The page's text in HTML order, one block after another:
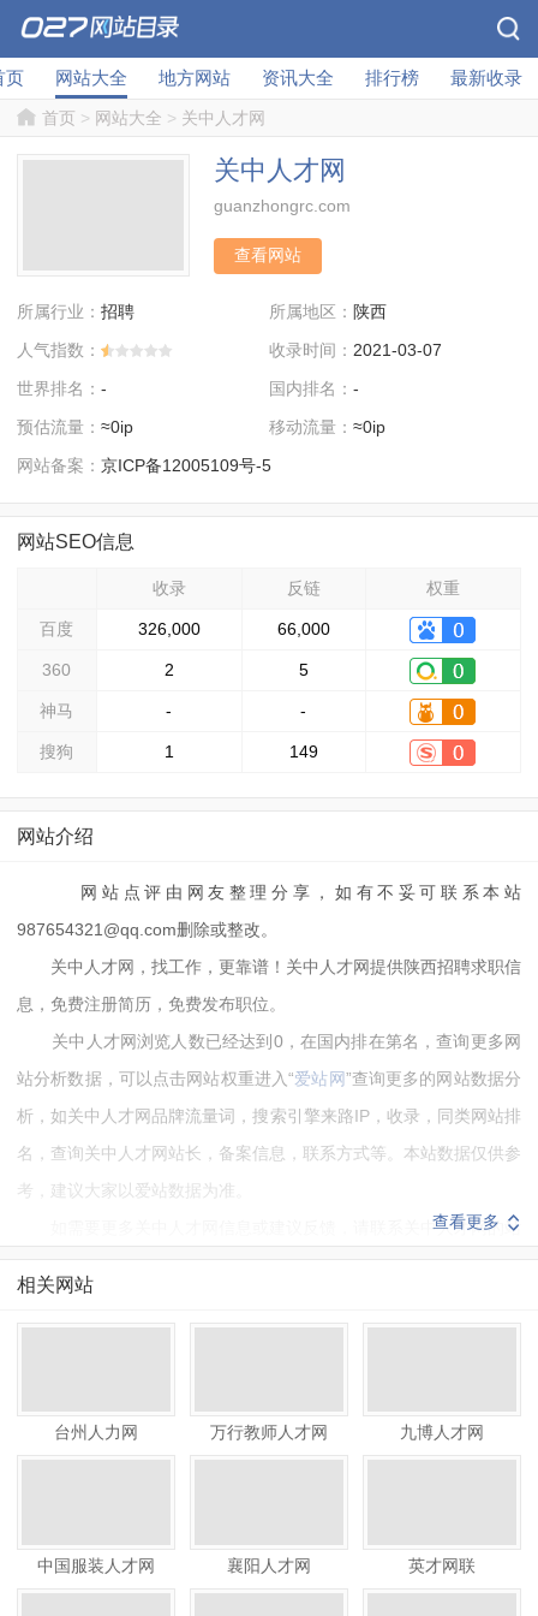
页 网站大全 地方网站 资讯大全 排行榜 最新收录
首页 > 网站大全 > 关中人才网
关中人才网
guanzhongrc.com
查看网站
所属行业： 招聘 所属地区： 陕西
人气指数：
收录时间： 2021-03-07
世界排名： - 国内排名： -
预估流量： ≈0ip 移动流量： ≈0ip
网站备案： 京ICP备12005109号-5
网站SEO信息
收录 反链 权重
百度 326,000 66,000
360 2 5
神马 - -
搜狗 1 149
网站介绍
网站点评由网友整理分享，如有不妥可联系本站
987654321@qq.com删除或整改。
关中人才网，找工作，更靠谱！关中人才网提供陕西招聘求职信
息，免费注册简历，免费发布职位。
关中人才网浏览人数已经达到0，在国内排在第名，查询更多网
站分析数据，可以点击网站权重进入“爱站网”查询更多的网站数据分
析，如关中人才网品牌流量词，搜索引擎来路IP，收录，同类网站排
名，查询关中人才网站长，备案信息，联系方式等。本站数据仅供参
考，建议大家以爱站数据为准。
如需要更多关中人才网信息或建议反馈，请联系关中人才网的站
查看更多
相关网站
台州人力网 万行教师人才网 九博人才网
中国服装人才网 襄阳人才网 英才网联